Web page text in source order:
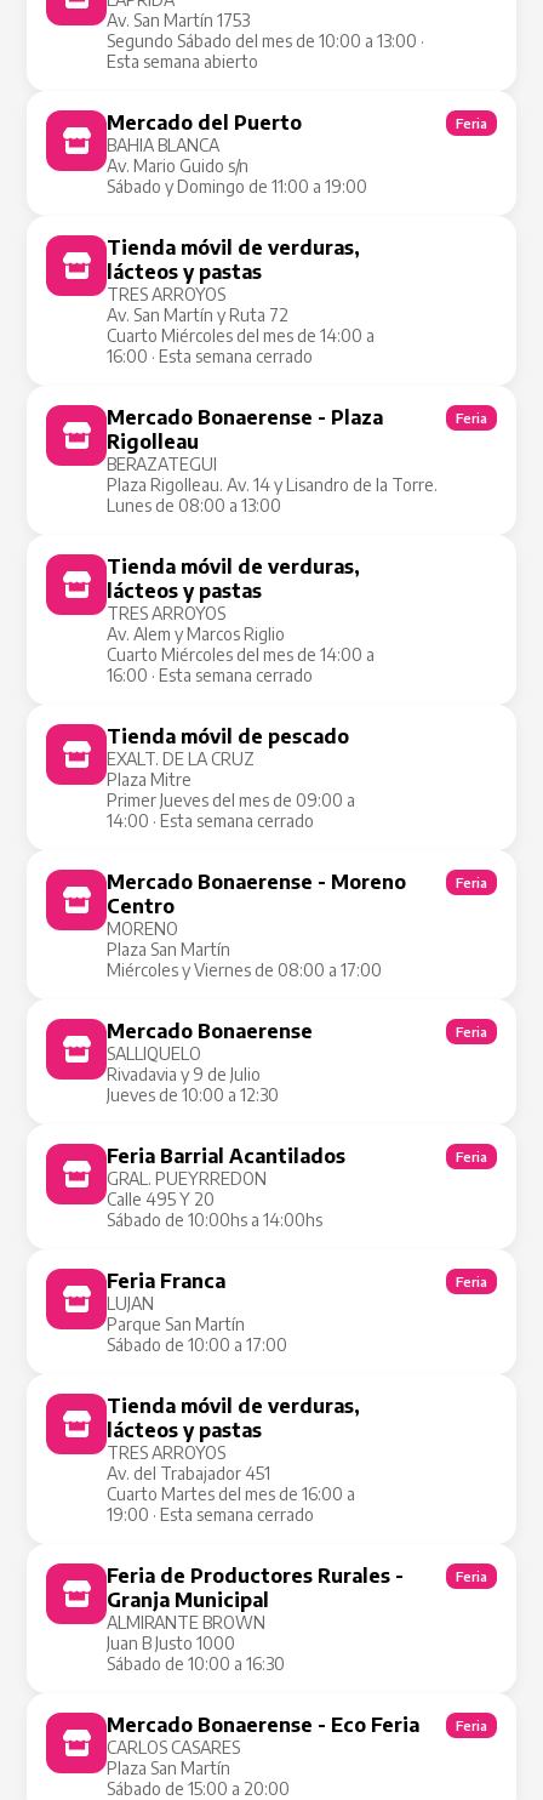
Av. San Martín 1753
Segundo Sábado del mes de 10:00 a 13:00 ·
Esta semana abierto
Mercado del Puerto
BAHIA BLANCA
Av. Mario Guido s/n
Sábado y Domingo de 11:00 a 19:00
Feria
Tienda móvil de verduras,
lácteos y pastas
TRES ARROYOS
Av. San Martín y Ruta 72
Cuarto Miércoles del mes de 14:00 a
16:00 · Esta semana cerrado
Mercado Bonaerense - Plaza
Rigolleau
BERAZATEGUI
Plaza Rigolleau. Av. 14 y Lisandro de la Torre.
Lunes de 08:00 a 13:00
Feria
Tienda móvil de verduras,
lácteos y pastas
TRES ARROYOS
Av. Alem y Marcos Riglio
Cuarto Miércoles del mes de 14:00 a
16:00 · Esta semana cerrado
Tienda móvil de pescado
EXALT. DE LA CRUZ
Plaza Mitre
Primer Jueves del mes de 09:00 a
14:00 · Esta semana cerrado
Mercado Bonaerense - Moreno
Centro
MORENO
Plaza San Martín
Miércoles y Viernes de 08:00 a 17:00
Feria
Mercado Bonaerense
SALLIQUELO
Rivadavia y 9 de Julio
Jueves de 10:00 a 12:30
Feria
Feria Barrial Acantilados
GRAL. PUEYRREDON
Calle 495 Y 20
Sábado de 10:00hs a 14:00hs
Feria
Feria Franca
LUJAN
Parque San Martín
Sábado de 10:00 a 17:00
Feria
Tienda móvil de verduras,
lácteos y pastas
TRES ARROYOS
Av. del Trabajador 451
Cuarto Martes del mes de 16:00 a
19:00 · Esta semana cerrado
Feria de Productores Rurales -
Granja Municipal
ALMIRANTE BROWN
Juan B Justo 1000
Sábado de 10:00 a 16:30
Feria
Mercado Bonaerense - Eco Feria
CARLOS CASARES
Plaza San Martín
Sábado de 15:00 a 20:00
Feria